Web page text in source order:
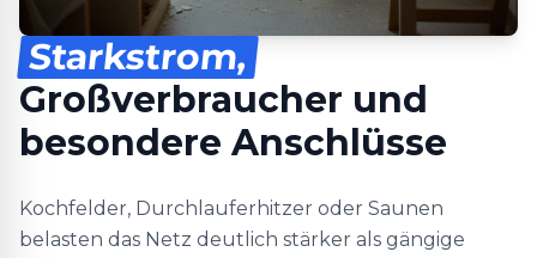
Starkstrom,
Großverbraucher und
besondere Anschlüsse
Kochfelder, Durchlauferhitzer oder Saunen
belasten das Netz deutlich stärker als gängige